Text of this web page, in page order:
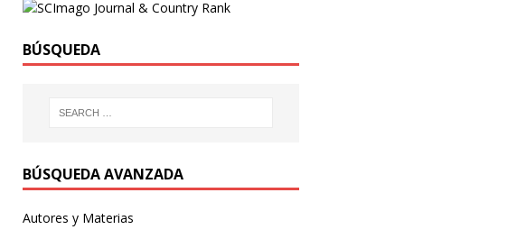
BÚSQUEDA
BÚSQUEDA AVANZADA
Autores y Materias